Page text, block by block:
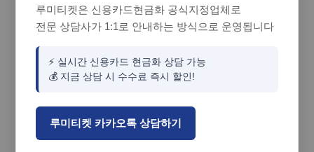
Q. 수수료가 업체마다 다른 이유는 무엇인가요?
다. 대형 업체일수록 안정적인 요율을 유지하는 경향이 있습니다.
Q. 이용 시 신용 점수에 직접적인 타격이 있나요?
에 유리합니다. 단, 연체 없이 상환하는 것이 필수입니다.
루미티켓은 신용카드현금화 공식지정업체로
전문 상담사가 1:1로 안내하는 방식으로 운영됩니다
⚡ 실시간 신용카드 현금화 상담 가능
💰 지금 상담 시 수수료 즉시 할인!
루미티켓 카카오톡 상담하기